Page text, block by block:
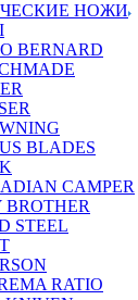
НОЖИ
BERNARD
BLADES
CAMPER
BROTHER
STEEL
RATIO